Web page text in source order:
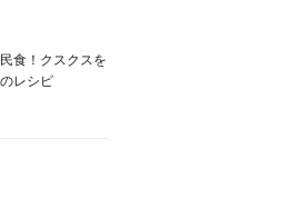
食！クスクスを
レシピ